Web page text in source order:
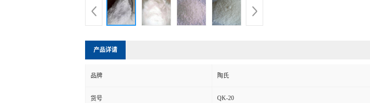
产品详请
品牌 陶氏
货号 QK-20